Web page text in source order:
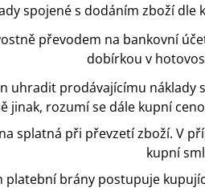
spojené s dodáním zboží
převodem na bankovní
dobírkou v
uhradit prodávajícímu
jinak, rozumí se dále kupní
splatná při převzetí zboží. V
kupní
brány postupuje